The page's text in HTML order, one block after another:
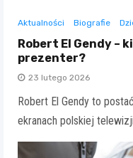
Aktualności Biografie
Robert El Gendy –
prezenter?
23 lutego 2026
Robert El Gendy to
ekranach polskiej